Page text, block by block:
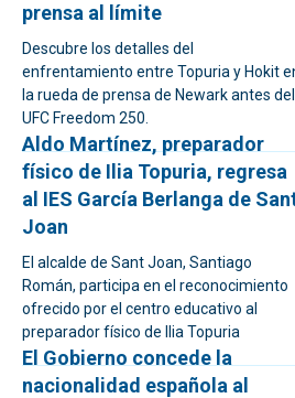
prensa al límite
Descubre los detalles del
enfrentamiento entre Topuria y Hokit
la rueda de prensa de Newark antes del
UFC Freedom 250.
Aldo Martínez, preparador
físico de Ilia Topuria, regresa
al IES García Berlanga de
Joan
El alcalde de Sant Joan, Santiago
Román, participa en el reconocimiento
ofrecido por el centro educativo al
preparador físico de Ilia Topuria
El Gobierno concede la
nacionalidad española al